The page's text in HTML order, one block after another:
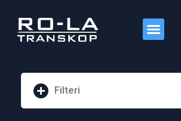
Filteri